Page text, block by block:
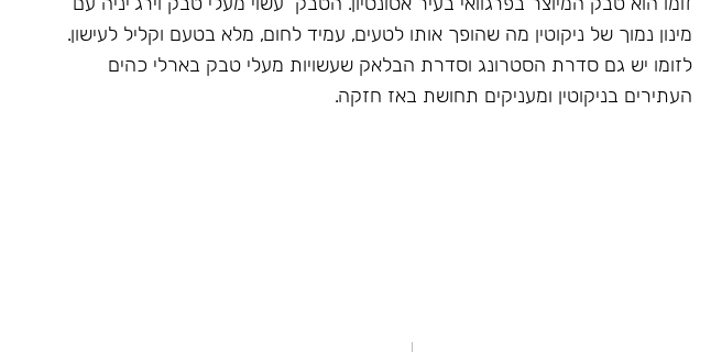
מינון נמוך של ניקוטין מה שהופך אותו לטעים, עמיד לחום, מלא בטעם וקליל לעישון.
לזומו יש גם סדרת הסטרונג וסדרת הבלאק שעשויות מעלי טבק בארלי כהים
העתירים בניקוטין ומעניקים תחושת באז חזקה.